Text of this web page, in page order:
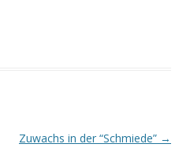
Zuwachs in der “Schmiede” →